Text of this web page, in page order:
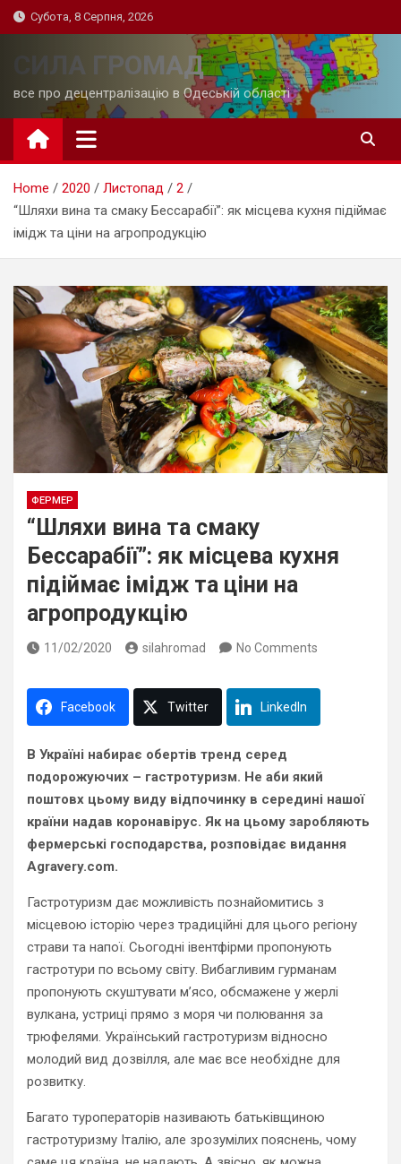
Skip
to
Субота, 8 Серпня, 2026
СИЛА ГРОМАД
все про децентралізацію в Одеській області
Home 2020 Листопад
2
“Шляхи вина та смаку Бессарабії”: як місцева кухня підіймає
імідж та ціни на агропродукцію
ФЕРМЕР
“Шляхи вина та смаку
Бессарабії”: як місцева кухня
підіймає імідж та ціни на
агропродукцію
11/02/2020 silahromad No Comments
Facebook Twitter LinkedIn
В Україні набирає обертів тренд серед
подорожуючих – гастротуризм. Не аби який
поштовх цьому виду відпочинку в середині нашої
країни надав коронавірус. Як на цьому заробляють
фермерські господарства, розповідає видання
Agravery.com.
Гастротуризм дає можливість познайомитись з
місцевою історію через традиційні для цього регіону
страви та напої. Сьогодні івентфірми пропонують
гастротури по всьому світу. Вибагливим гурманам
пропонують скуштувати м’ясо, обсмажене у жерлі
вулкана, устриці прямо з моря чи полювання за
трюфелями. Український гастротуризм відносно
молодий вид дозвілля, але має все необхідне для
розвитку.
Багато туроператорів називають батьківщиною
гастротуризму Італію, але зрозумілих пояснень, чому